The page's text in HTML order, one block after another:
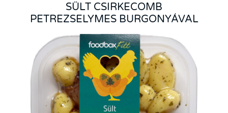
SÜLT CSIRKECOMB
PETREZSELYMES BURGONYÁVAL